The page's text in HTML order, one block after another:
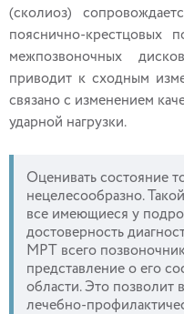
(сколиоз)
пояснично-крестцовых
межпозвоночных
приводит к сходным
связано с изменением
ударной нагрузки.
Оценивать состояние
нецелесообразно.
все имеющиеся у
достоверность
МРТ всего
представление о его
области. Это позволит
лечебно-